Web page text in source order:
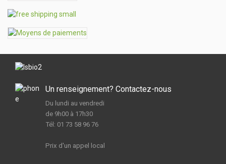
Un renseignement? Contactez-nous
Du lundi au vendredi
de 9h00 à 17h30
Tél: 01 73 58 96 76
Prix d'un appel local